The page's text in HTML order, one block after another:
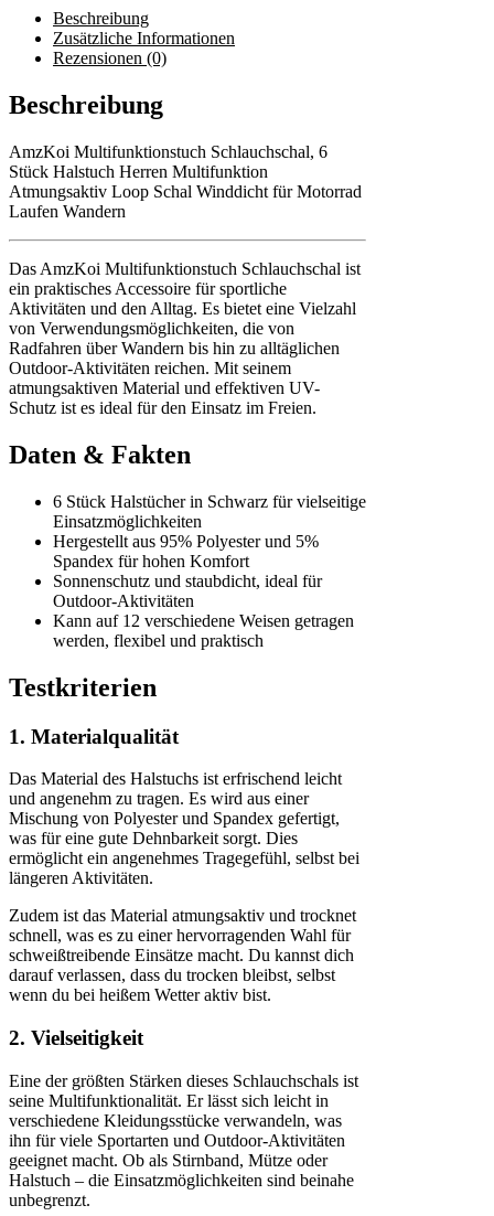
Beschreibung
Zusätzliche Informationen
Rezensionen (0)
Beschreibung
AmzKoi Multifunktionstuch Schlauchschal, 6
Stück Halstuch Herren Multifunktion
Atmungsaktiv Loop Schal Winddicht für Motorrad
Laufen Wandern
Das AmzKoi Multifunktionstuch Schlauchschal ist
ein praktisches Accessoire für sportliche
Aktivitäten und den Alltag. Es bietet eine Vielzahl
von Verwendungsmöglichkeiten, die von
Radfahren über Wandern bis hin zu alltäglichen
Outdoor-Aktivitäten reichen. Mit seinem
atmungsaktiven Material und effektiven UV-
Schutz ist es ideal für den Einsatz im Freien.
Daten & Fakten
6 Stück Halstücher in Schwarz für vielseitige
Einsatzmöglichkeiten
Hergestellt aus 95% Polyester und 5%
Spandex für hohen Komfort
Sonnenschutz und staubdicht, ideal für
Outdoor-Aktivitäten
Kann auf 12 verschiedene Weisen getragen
werden, flexibel und praktisch
Testkriterien
1. Materialqualität
Das Material des Halstuchs ist erfrischend leicht
und angenehm zu tragen. Es wird aus einer
Mischung von Polyester und Spandex gefertigt,
was für eine gute Dehnbarkeit sorgt. Dies
ermöglicht ein angenehmes Tragegefühl, selbst bei
längeren Aktivitäten.
Zudem ist das Material atmungsaktiv und trocknet
schnell, was es zu einer hervorragenden Wahl für
schweißtreibende Einsätze macht. Du kannst dich
darauf verlassen, dass du trocken bleibst, selbst
wenn du bei heißem Wetter aktiv bist.
2. Vielseitigkeit
Eine der größten Stärken dieses Schlauchschals ist
seine Multifunktionalität. Er lässt sich leicht in
verschiedene Kleidungsstücke verwandeln, was
ihn für viele Sportarten und Outdoor-Aktivitäten
geeignet macht. Ob als Stirnband, Mütze oder
Halstuch – die Einsatzmöglichkeiten sind beinahe
unbegrenzt.